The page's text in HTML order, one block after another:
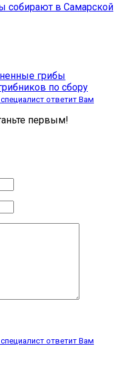
собирают в Самарской
грибы
по сбору
ответит Вам
первым!
ответит Вам